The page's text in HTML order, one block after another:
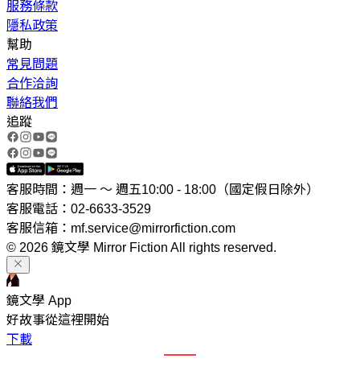
服務條款
隱私政策
幫助
常見問題
合作洽詢
聯絡我們
追蹤
客服時間：週一 ～ 週五10:00 - 18:00（國定假日除外）
客服電話：02-6633-3529
客服信箱：mf.service@mirrorfiction.com
© 2026 鏡文學 Mirror Fiction All rights reserved.
鏡文學 App
好故事從這裡開始
下載